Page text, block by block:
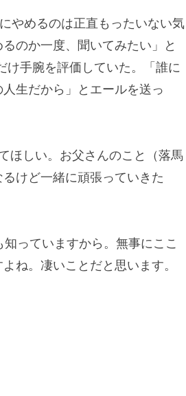
やめるのは正直もったいない気
のか一度、聞いてみたい」と
け手腕を評価していた。「誰に
生だから」とエールを送っ
ほしい。お父さんのこと（落馬
けど一緒に頑張っていきた
っていますから。無事にここ
ね。凄いことだと思います。